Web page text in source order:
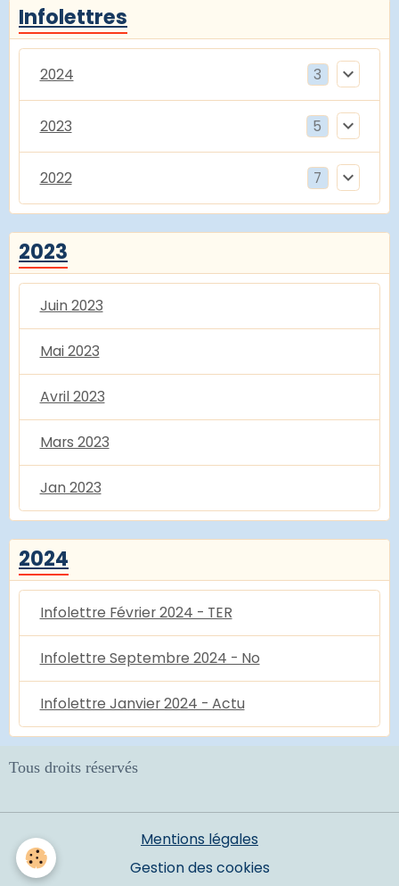
Infolettres
2024 3
2023 5
2022 7
2023
Juin 2023
Mai 2023
Avril 2023
Mars 2023
Jan 2023
2024
Infolettre Février 2024 - TER
Infolettre Septembre 2024 - No
Infolettre Janvier 2024 - Actu
Tous droits réservés
Mentions légales
Gestion des cookies